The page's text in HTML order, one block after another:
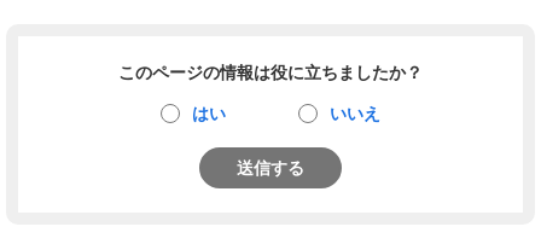
このページの情報は役に立ちましたか？
はい いいえ
送信する